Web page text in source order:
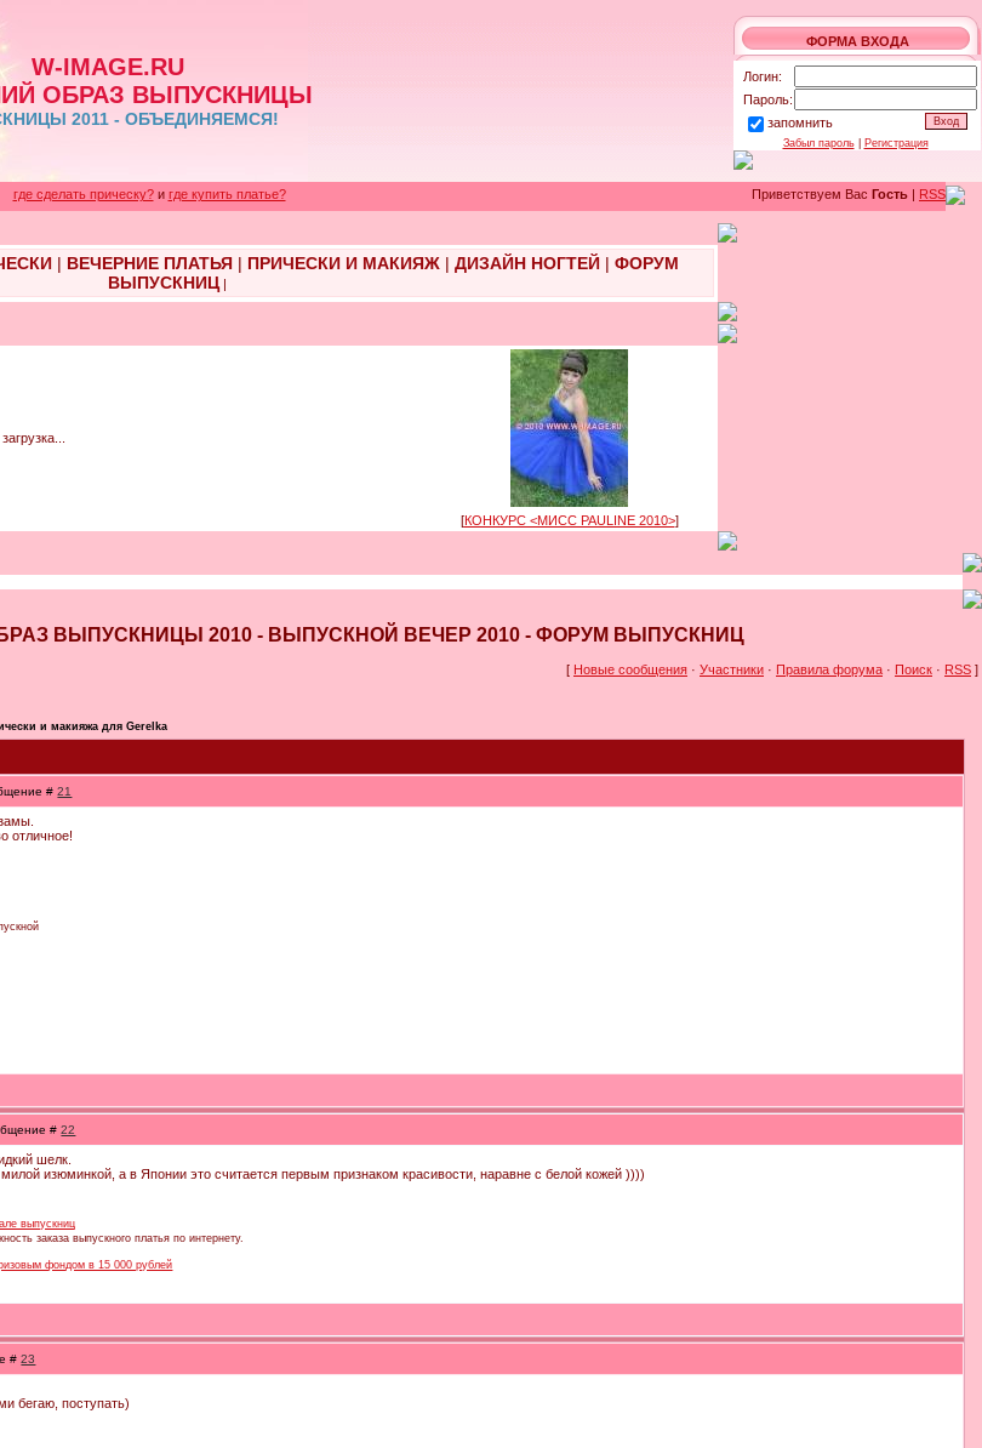
W-IMAGE.RU
ОБРАЗ ВЫПУСКНИЦЫ
2011 - ОБЪЕДИНЯЕМСЯ!
ФОРМА ВХОДА
Логин:
Пароль:
запомнить
Забыл пароль| Регистрация
где сделать прическу?и где купить платье? Приветствуем Вас Гость | RSS
| ВЕЧЕРНИЕ ПЛАТЬЯ| ПРИЧЕСКИ И МАКИЯЖ| ДИЗАЙН НОГТЕЙ| ФОРУМ
ВЫПУСКНИЦ |
загрузка...
[КОНКУРС <МИСС PAULINE 2010>]
ОБРАЗ ВЫПУСКНИЦЫ 2010 - ВЫПУСКНОЙ ВЕЧЕР 2010 - ФОРУМ ВЫПУСКНИЦ
[ Новые сообщения · Участники · Правила форума · Поиск · RSS ]
и макияжа для Gerelka
#21
отличное!
#22
шелк.
изюминкой, а в Японии это считается первым признаком красивости, наравне с белой кожей ))))
выпускниц
заказа выпускного платья по интернету.
фондом в 15 000 рублей
#23
бегаю, поступать)